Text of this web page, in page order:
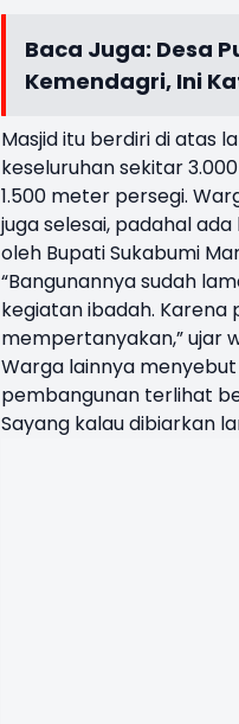
Baca Juga: Desa
Kemendagri, Ini
Masjid itu berdiri di atas
keseluruhan sekitar
1.500 meter persegi.
juga selesai, padahal
oleh Bupati Sukabumi
“Bangunannya sudah
kegiatan ibadah. Karena
mempertanyakan,” ujar
Warga lainnya
pembangunan terlihat
Sayang kalau dibiarkan